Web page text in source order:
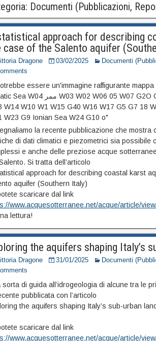
Documenti (Pubblicazioni,
approach for describing
case of the Salento aquifer
Dragone 03/02/2025
Documenti
la recente pubblicazione che mostra
di dati climatici e piezometrici sia possibile
e anche delle preziose acque
Si tratta dell’articolo
approach for describing coastal karst
aquifer (Southern Italy)
scaricare dal link
www.acquesotterranee.net/acque/article/
lettura!
the aquifers shaping Italy’s
Dragone 31/01/2025
Documenti
sorta di guida all’idrogeologia di alcune tra le
pubblicata con l’articolo
the aquifers shaping Italy’s sub-urban
scaricare dal link
www.acquesotterranee.net/acque/article/